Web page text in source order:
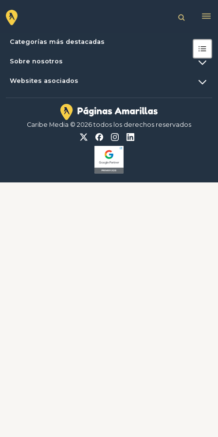
Categorías más destacadas
Sobre nosotros
Websites asociados
Caribe Media © 2026 todos los derechos reservados